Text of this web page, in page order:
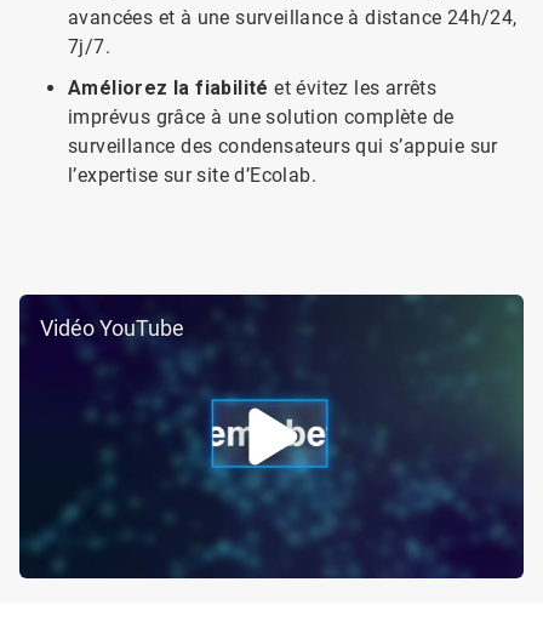
avancées et à une surveillance à distance 24h/24,
7j/7.
Améliorez la fiabilité et évitez les arrêts
imprévus grâce à une solution complète de
surveillance des condensateurs qui s’appuie sur
l’expertise sur site d’Ecolab.
Vidéo YouTube